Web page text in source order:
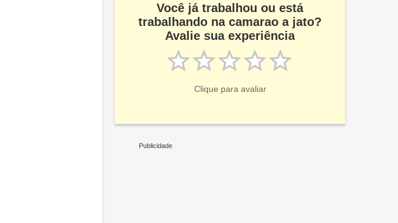
Você já trabalhou ou está
trabalhando na camarao a jato?
Avalie sua experiência
Clique para avaliar